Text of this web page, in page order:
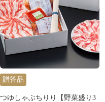
贈答品
つゆしゃぶちりり【野菜盛り3